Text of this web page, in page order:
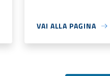
VAI ALLA PAGINA